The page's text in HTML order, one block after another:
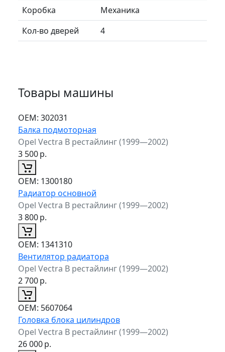
Коробка
Механика
Кол-во дверей
4
Товары машины
ОЕМ: 302031
Балка подмоторная
Opel Vectra B рестайлинг (1999—2002)
3 500р.
ОЕМ: 1300180
Радиатор основной
Opel Vectra B рестайлинг (1999—2002)
3 800р.
ОЕМ: 1341310
Вентилятор радиатора
Opel Vectra B рестайлинг (1999—2002)
2 700р.
ОЕМ: 5607064
Головка блока цилиндров
Opel Vectra B рестайлинг (1999—2002)
26 000р.